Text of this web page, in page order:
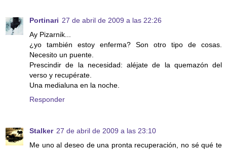
Portinari 27 de abril de 2009 a las 22:26
Ay Pizarnik...
¿yo también estoy enferma? Son otro tipo de cosas.
Necesito un puente.
Prescindir de la necesidad: aléjate de la quemazón del
verso y recupérate.
Una medialuna en la noche.
Responder
Stalker 27 de abril de 2009 a las 23:10
Me uno al deseo de una pronta recuperación, no sé qué te